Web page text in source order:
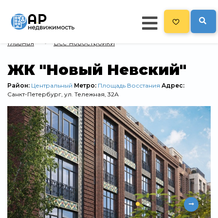
Главная
Все новостройки 478
Блог
Черный список ЖК
Рекламодателям
Политика конфиденциальности
Карта сайта
Главная Все новостройки
ЖК "Новый Невский"
Район: Центральный Метро: Площадь Восстания Адрес:
Санкт-Петербург, ул. Тележная, 32А